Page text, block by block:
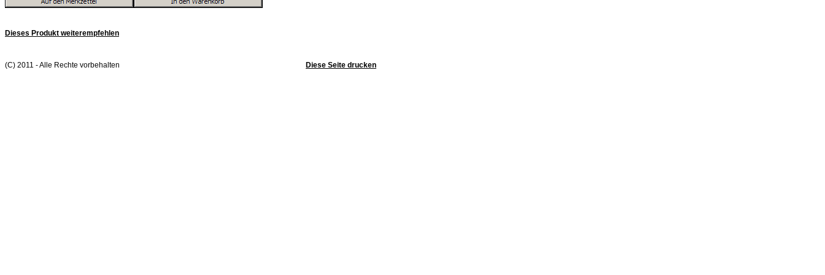
Dieses Produkt weiterempfehlen
(C) 2011 - Alle Rechte vorbehalten Diese Seite drucken